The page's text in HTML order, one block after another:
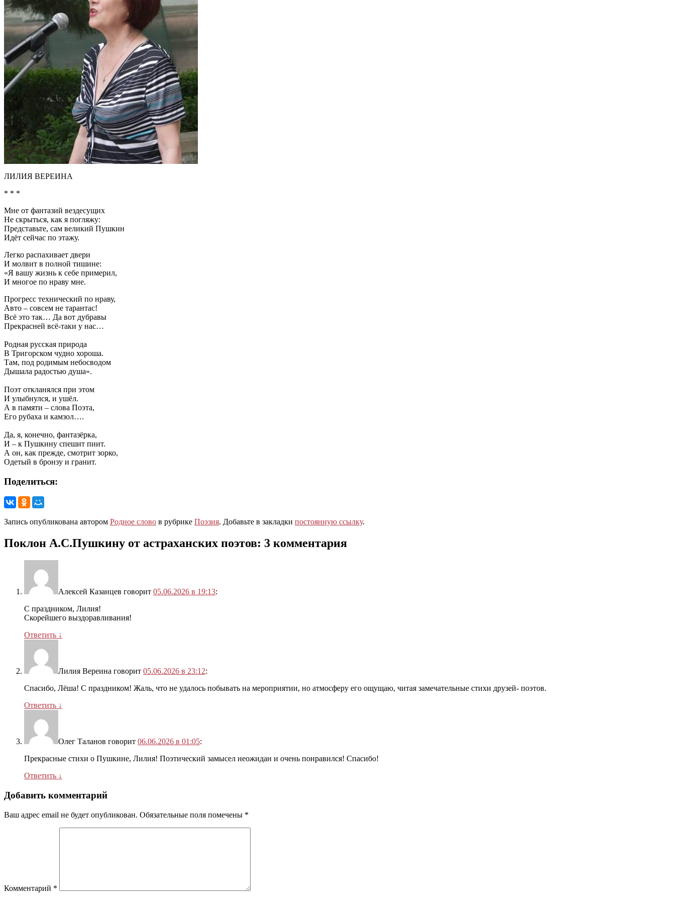
ЛИЛИЯ ВЕРЕИНА
* * *
Мне от фантазий вездесущих
Не скрыться, как я погляжу:
Представьте, сам великий Пушкин
Идёт сейчас по этажу.
Легко распахивает двери
И молвит в полной тишине:
«Я вашу жизнь к себе примерил,
И многое по нраву мне.
Прогресс технический по нраву,
Авто – совсем не тарантас!
Всё это так… Да вот дубравы
Прекрасней всë-таки у нас…
Родная русская природа
В Тригорском чудно хороша.
Там, под родимым небосводом
Дышала радостью душа».
Поэт откланялся при этом
И улыбнулся, и ушёл.
А в памяти – слова Поэта,
Его рубаха и камзол….
Да, я, конечно, фантазëрка,
И – к Пушкину спешит пиит.
А он, как прежде, смотрит зорко,
Одетый в бронзу и гранит.
Поделиться:
Запись опубликована автором Родное слово в рубрике Поэзия. Добавьте в закладки постоянную ссылку.
Поклон А.С.Пушкину от астраханских поэтов: 3 комментария
Алексей Казанцев говорит 05.06.2026 в 19:13:
С праздником, Лилия!
Скорейшего выздоравливания!
Ответить ↓
Лилия Вереина говорит 05.06.2026 в 23:12:
Спасибо, Лёша! С праздником! Жаль, что не удалось побывать на мероприятии, но атмосферу его ощущаю, читая замечательные стихи друзей- поэтов.
Ответить ↓
Олег Таланов говорит 06.06.2026 в 01:05:
Прекрасные стихи о Пушкине, Лилия! Поэтический замысел неожидан и очень понравился! Спасибо!
Ответить ↓
Добавить комментарий
Ваш адрес email не будет опубликован. Обязательные поля помечены *
Комментарий *